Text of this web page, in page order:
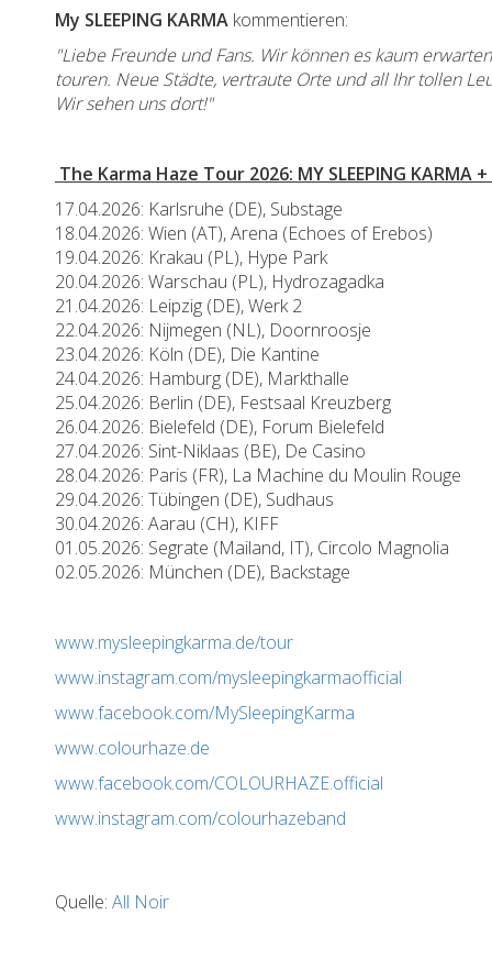
My SLEEPING KARMA kommentieren:
"Liebe Freunde und Fans. Wir können es kaum
touren. Neue Städte, vertraute Orte und all Ihr tollen
Wir sehen uns dort!"
The Karma Haze Tour 2026: MY SLEEPING KARMA +
17.04.2026: Karlsruhe (DE), Substage
18.04.2026: Wien (AT), Arena (Echoes of Erebos)
19.04.2026: Krakau (PL), Hype Park
20.04.2026: Warschau (PL), Hydrozagadka
21.04.2026: Leipzig (DE), Werk 2
22.04.2026: Nijmegen (NL), Doornroosje
23.04.2026: Köln (DE), Die Kantine
24.04.2026: Hamburg (DE), Markthalle
25.04.2026: Berlin (DE), Festsaal Kreuzberg
26.04.2026: Bielefeld (DE), Forum Bielefeld
27.04.2026: Sint-Niklaas (BE), De Casino
28.04.2026: Paris (FR), La Machine du Moulin Rouge
29.04.2026: Tübingen (DE), Sudhaus
30.04.2026: Aarau (CH), KIFF
01.05.2026: Segrate (Mailand, IT), Circolo Magnolia
02.05.2026: München (DE), Backstage
www.mysleepingkarma.de/tour
www.instagram.com/mysleepingkarmaofficial
www.facebook.com/MySleepingKarma
www.colourhaze.de
www.facebook.com/COLOURHAZE.official
www.instagram.com/colourhazeband
Quelle: All Noir